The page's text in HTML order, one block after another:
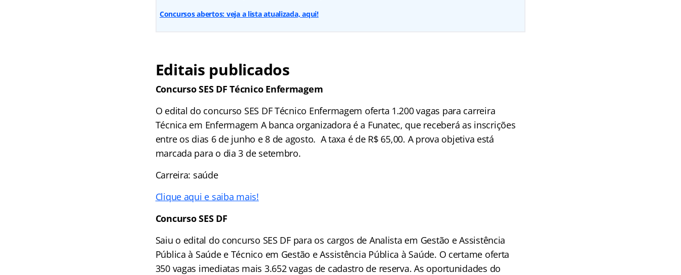
Concursos abertos: veja a lista atualizada, aqui!
Editais publicados
Concurso SES DF Técnico Enfermagem
O edital do concurso SES DF Técnico Enfermagem oferta 1.200 vagas para carreira
Técnica em Enfermagem A banca organizadora é a Funatec, que receberá as inscrições
entre os dias 6 de junho e 8 de agosto. A taxa é de R$ 65,00. A prova objetiva está
marcada para o dia 3 de setembro.
Carreira: saúde
Clique aqui e saiba mais!
Concurso SES DF
Saiu o edital do concurso SES DF para os cargos de Analista em Gestão e Assistência
Pública à Saúde e Técnico em Gestão e Assistência Pública à Saúde. O certame oferta
350 vagas imediatas mais 3.652 vagas de cadastro de reserva. As oportunidades do